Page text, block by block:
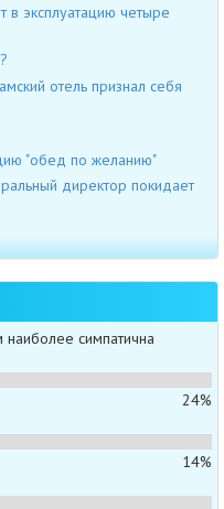
в эксплуатацию четыре
отель признал себя
"обед по желанию"
директор покидает
симпатична
24%
14%